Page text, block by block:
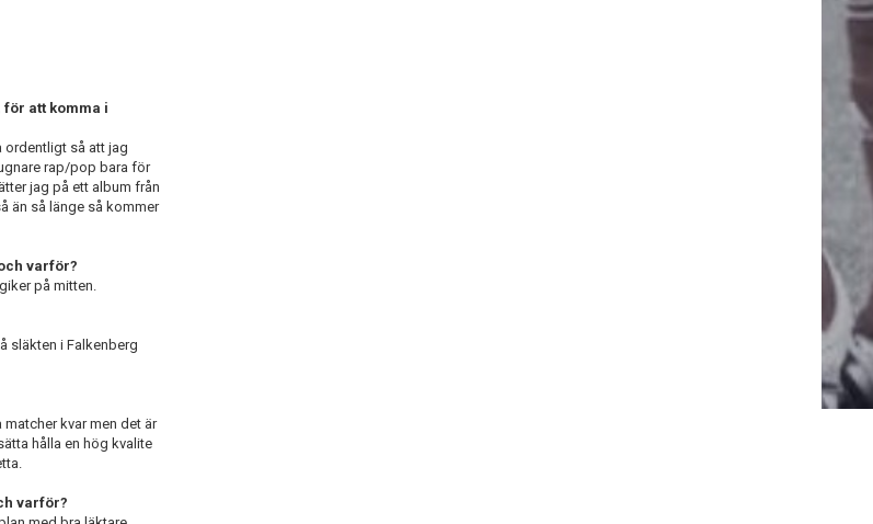
att komma i
ordentligt så att jag
rap/pop bara för
jag på ett album från
än så länge så kommer
varför?
på mitten.
släkten i Falkenberg
matcher kvar men det är
hålla en hög kvalite
varför?